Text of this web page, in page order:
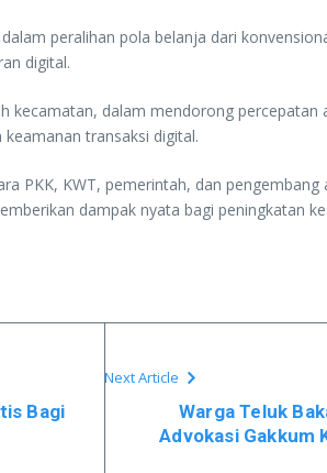
peralihan pola belanja dari
digital.
dalam mendorong
transaksi digital.
PKK, KWT, pemerintah, dan
dampak nyata bagi peningkatan
Bagi
Next Article
Warga Teluk
Advokasi Gakkum